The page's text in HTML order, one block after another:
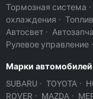
Тормозная система ·
охлаждения ·
Автосвет ·
Рулевое управление ·
Марки автомобилей
SUBARU · TOYOTA ·
ROVER · MAZDA ·